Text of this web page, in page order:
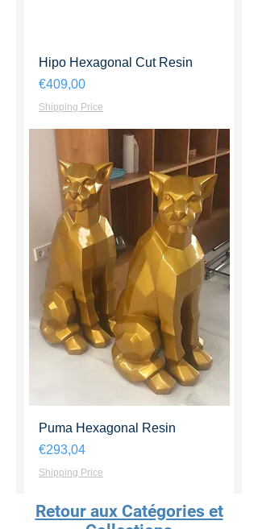
Hipo Hexagonal Cut Resin
Harga
€409,00
Shipping Price
Puma Hexagonal Resin
Harga
€293,04
Shipping Price
Retour aux Catégories et